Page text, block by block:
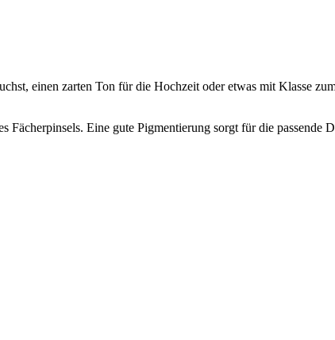
einen zarten Ton für die Hochzeit oder etwas mit Klasse
Eine gute Pigmentierung sorgt für die